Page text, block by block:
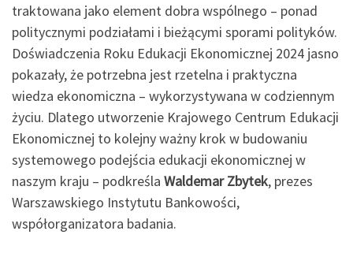
traktowana jako element dobra wspólnego – ponad
politycznymi podziałami i bieżącymi sporami polityków.
Doświadczenia Roku Edukacji Ekonomicznej 2024 jasno
pokazały, że potrzebna jest rzetelna i praktyczna
wiedza ekonomiczna – wykorzystywana w codziennym
życiu. Dlatego utworzenie Krajowego Centrum Edukacji
Ekonomicznej to kolejny ważny krok w budowaniu
systemowego podejścia edukacji ekonomicznej w
naszym kraju – podkreśla Waldemar Zbytek, prezes
Warszawskiego Instytutu Bankowości,
współorganizatora badania.